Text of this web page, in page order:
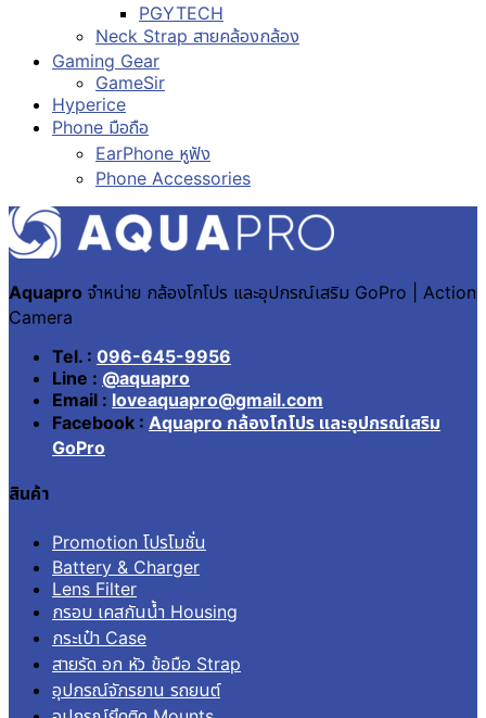
PGYTECH
Neck Strap สายคล้องกล้อง
Gaming Gear
GameSir
Hyperice
Phone มือถือ
EarPhone หูฟัง
Phone Accessories
Aquapro จำหน่าย กล้องโกโปร และอุปกรณ์เสริม GoPro | Action
Camera
Tel. : 096-645-9956
Line : @aquapro
Email : loveaquapro@gmail.com
Facebook : Aquapro กล้องโกโปร และอุปกรณ์เสริม
GoPro
สินค้า
Promotion โปรโมชั่น
Battery & Charger
Lens Filter
กรอบ เคสกันน้ำ Housing
กระเป๋า Case
สายรัด อก หัว ข้อมือ Strap
อุปกรณ์จักรยาน รถยนต์